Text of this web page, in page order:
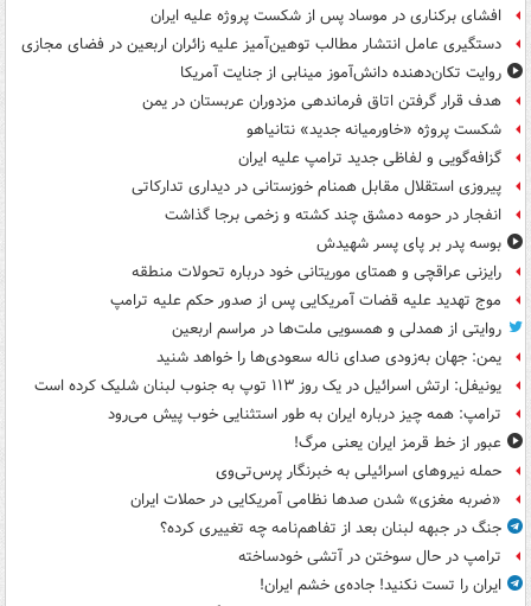
افشای برکناری در موساد پس از شکست پروژه علیه ایران
دستگیری عامل انتشار مطالب توهین‌آمیز علیه زائران اربعین در فضای مجازی
روایت تکان‌دهنده دانش‌آموز مینابی از جنایت آمریکا
هدف قرار گرفتن اتاق‌ فرماندهی مزدوران عربستان در یمن
شکست پروژه «خاورمیانه جدید» نتانیاهو
گزافه‌گویی و لفاظی جدید ترامپ علیه ایران
پیروزی استقلال مقابل همنام خوزستانی در دیداری تدارکاتی
انفجار در حومه دمشق چند کشته و زخمی برجا گذاشت
بوسه‌ پدر بر پای پسر شهیدش
رایزنی عراقچی و همتای موریتانی خود درباره تحولات منطقه
موج تهدید علیه قضات آمریکایی پس از صدور حکم علیه ترامپ
روایتی از همدلی و همسویی ملت‌ها در مراسم اربعین
یمن: جهان به‌زودی صدای ناله سعودی‌ها را خواهد شنید
یونیفل: ارتش اسرائیل در یک روز ۱۱۳ توپ به جنوب لبنان شلیک کرده است
ترامپ: همه چیز درباره ایران به طور استثنایی خوب پیش می‌رود
عبور از خط قرمز ایران یعنی مرگ!
حمله نیروهای اسرائیلی به خبرنگار پرس‌تی‌وی
«ضربه مغزی» شدن صدها نظامی آمریکایی در حملات ایران
جنگ در جبهه لبنان بعد از تفاهم‌نامه چه تغییری کرده؟
ترامپ در حال سوختن در آتشی خودساخته
ایران را تست نکنید! جاده‌ی خشم ایران!